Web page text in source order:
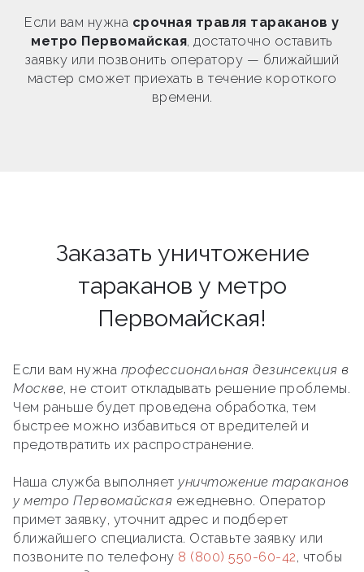
Если вам нужна срочная травля тараканов у
метро Первомайская, достаточно оставить
заявку или позвонить оператору — ближайший
мастер сможет приехать в течение короткого
времени.
Заказать уничтожение
тараканов у метро
Первомайская!
Если вам нужна профессиональная дезинсекция в
Москве, не стоит откладывать решение проблемы.
Чем раньше будет проведена обработка, тем
быстрее можно избавиться от вредителей и
предотвратить их распространение.
Наша служба выполняет уничтожение тараканов
у метро Первомайская ежедневно. Оператор
примет заявку, уточнит адрес и подберет
ближайшего специалиста. Оставьте заявку или
позвоните по телефону 8 (800) 550-60-42, чтобы